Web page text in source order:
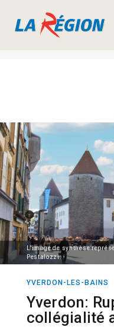
L'image de synthèse
Pestalozzi.
YVERDON-LES-BAINS
Yverdon:
collégialité